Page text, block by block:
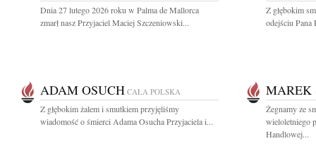
Dnia 27 lutego 2026 roku w Palma de Mallorca
zmarł nasz Przyjaciel Maciej Szczeniowski...
Z głębokim
odejściu Pana
ADAM OSUCH CAŁA POLSKA
Z głębokim żalem i smutkiem przyjęliśmy
wiadomość o śmierci Adama Osucha Przyjaciela i...
MAREK
Żegnamy ze
wieloletniego
Handlowej...